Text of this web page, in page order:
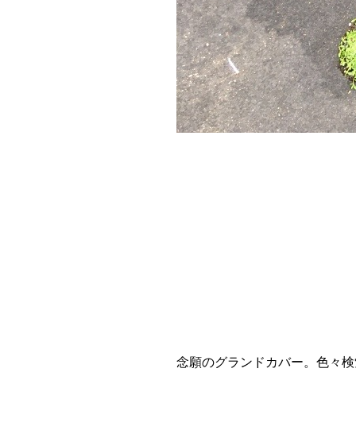
念願のグランドカバー。色々